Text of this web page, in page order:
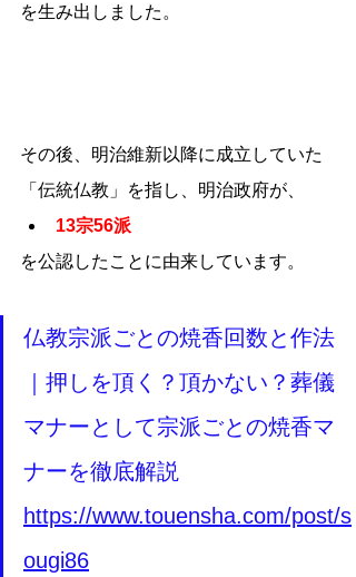
を生み出しました。
その後、明治維新以降に成立していた
「伝統仏教」を指し、明治政府が、
13宗56派
を公認したことに由来しています。
仏教宗派ごとの焼香回数と作法
｜押しを頂く？頂かない？葬儀
マナーとして宗派ごとの焼香マ
ナーを徹底解説
https://www.touensha.com/post/s
ougi86